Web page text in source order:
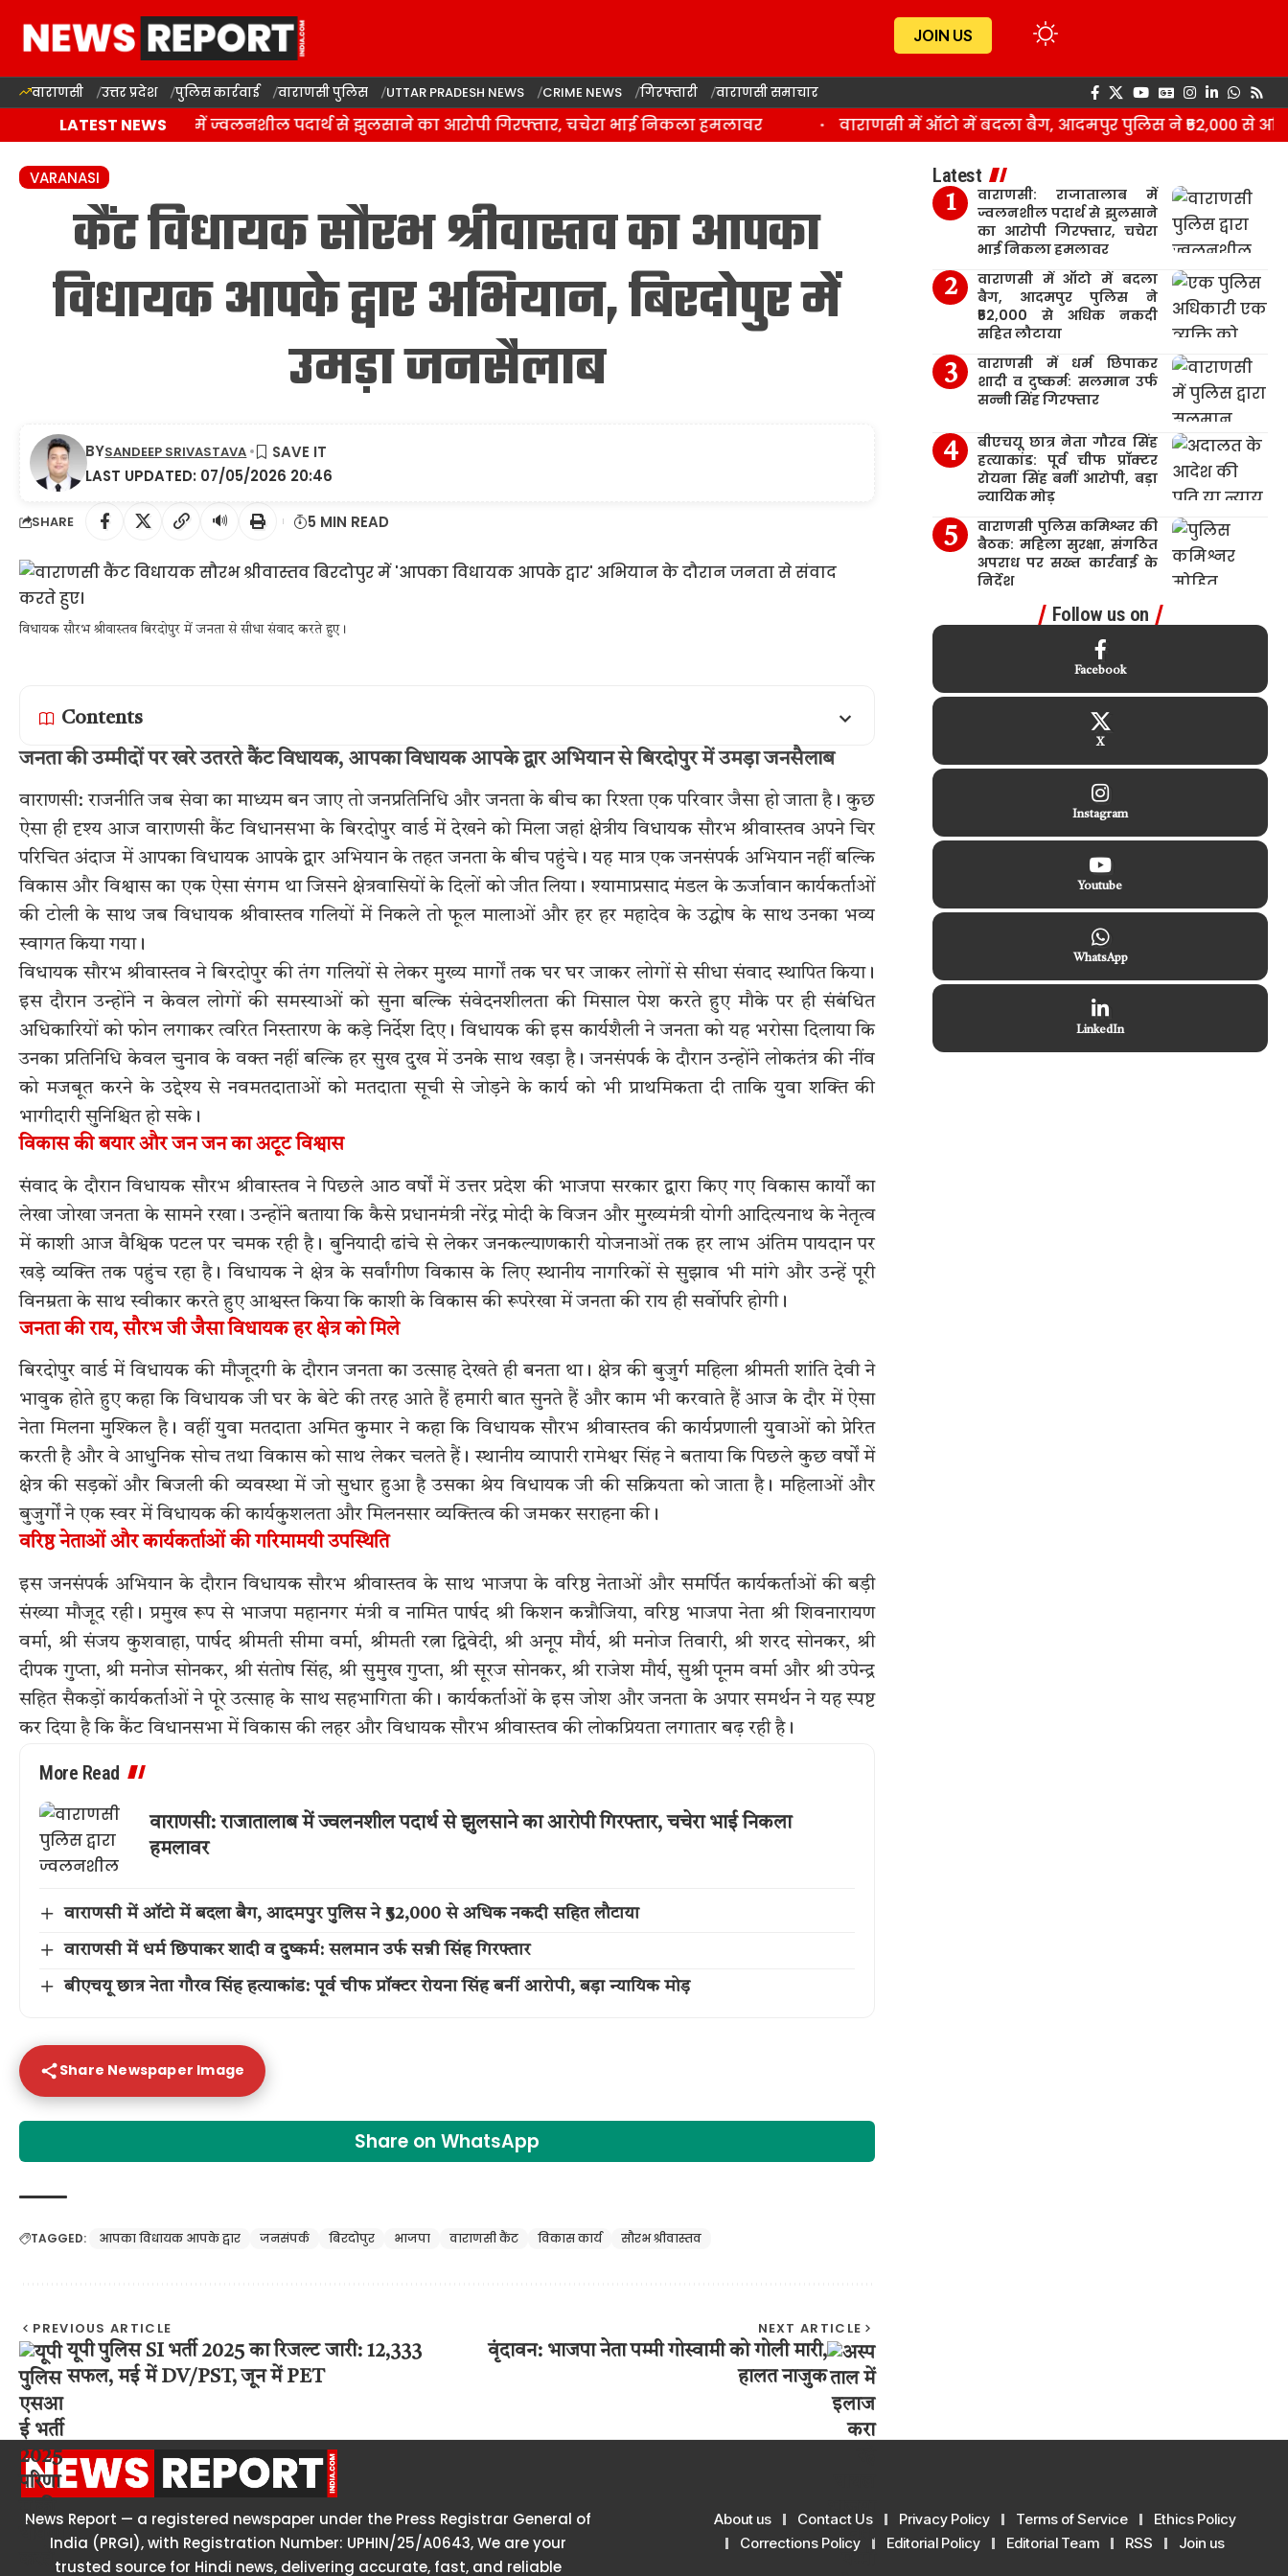
JOIN US
वाराणसी उत्तर प्रदेश पुलिस कार्रवाई वाराणसी पुलिस UTTAR PRADESH NEWS CRIME NEWS गिरफ्तारी वाराणसी समाचार
LATEST NEWS
वाराणसी: राजातालाब में ज्वलनशील पदार्थ से झुलसाने का आरोपी गिरफ्तार, चचेरा भाई निकला हमलावर वाराणसी में ऑटो में बदला बैग, आदमपुर पुलिस ने ₹52,000 से अधिक
VARANASI
कैंट विधायक सौरभ श्रीवास्तव का आपका
विधायक आपके द्वार अभियान, बिरदोपुर में
उमड़ा जनसैलाब
LAST UPDATED: 07/05/2026 20:46
BYSANDEEP SRIVASTAVA
SHARE 🔊 5 MIN READ
विधायक सौरभ श्रीवास्तव बिरदोपुर में जनता से सीधा संवाद करते हुए।
Contents
जनता की उम्मीदों पर खरे उतरते कैंट विधायक, आपका विधायक आपके द्वार अभियान से बिरदोपुर में उमड़ा जनसैलाब
वाराणसी: राजनीति जब सेवा का माध्यम बन जाए तो जनप्रतिनिधि और जनता के बीच का रिश्ता एक परिवार जैसा हो जाता है। कुछ
ऐसा ही दृश्य आज वाराणसी कैंट विधानसभा के बिरदोपुर वार्ड में देखने को मिला जहां क्षेत्रीय विधायक सौरभ श्रीवास्तव अपने चिर
परिचित अंदाज में आपका विधायक आपके द्वार अभियान के तहत जनता के बीच पहुंचे। यह मात्र एक जनसंपर्क अभियान नहीं बल्कि
विकास और विश्वास का एक ऐसा संगम था जिसने क्षेत्रवासियों के दिलों को जीत लिया। श्यामाप्रसाद मंडल के ऊर्जावान कार्यकर्ताओं
की टोली के साथ जब विधायक श्रीवास्तव गलियों में निकले तो फूल मालाओं और हर हर महादेव के उद्घोष के साथ उनका भव्य
स्वागत किया गया।
विधायक सौरभ श्रीवास्तव ने बिरदोपुर की तंग गलियों से लेकर मुख्य मार्गों तक घर घर जाकर लोगों से सीधा संवाद स्थापित किया।
इस दौरान उन्होंने न केवल लोगों की समस्याओं को सुना बल्कि संवेदनशीलता की मिसाल पेश करते हुए मौके पर ही संबंधित
अधिकारियों को फोन लगाकर त्वरित निस्तारण के कड़े निर्देश दिए। विधायक की इस कार्यशैली ने जनता को यह भरोसा दिलाया कि
उनका प्रतिनिधि केवल चुनाव के वक्त नहीं बल्कि हर सुख दुख में उनके साथ खड़ा है। जनसंपर्क के दौरान उन्होंने लोकतंत्र की नींव
को मजबूत करने के उद्देश्य से नवमतदाताओं को मतदाता सूची से जोड़ने के कार्य को भी प्राथमिकता दी ताकि युवा शक्ति की
भागीदारी सुनिश्चित हो सके।
विकास की बयार और जन जन का अटूट विश्वास
संवाद के दौरान विधायक सौरभ श्रीवास्तव ने पिछले आठ वर्षों में उत्तर प्रदेश की भाजपा सरकार द्वारा किए गए विकास कार्यों का
लेखा जोखा जनता के सामने रखा। उन्होंने बताया कि कैसे प्रधानमंत्री नरेंद्र मोदी के विजन और मुख्यमंत्री योगी आदित्यनाथ के नेतृत्व
में काशी आज वैश्विक पटल पर चमक रही है। बुनियादी ढांचे से लेकर जनकल्याणकारी योजनाओं तक हर लाभ अंतिम पायदान पर
खड़े व्यक्ति तक पहुंच रहा है। विधायक ने क्षेत्र के सर्वांगीण विकास के लिए स्थानीय नागरिकों से सुझाव भी मांगे और उन्हें पूरी
विनम्रता के साथ स्वीकार करते हुए आश्वस्त किया कि काशी के विकास की रूपरेखा में जनता की राय ही सर्वोपरि होगी।
जनता की राय, सौरभ जी जैसा विधायक हर क्षेत्र को मिले
बिरदोपुर वार्ड में विधायक की मौजूदगी के दौरान जनता का उत्साह देखते ही बनता था। क्षेत्र की बुजुर्ग महिला श्रीमती शांति देवी ने
भावुक होते हुए कहा कि विधायक जी घर के बेटे की तरह आते हैं हमारी बात सुनते हैं और काम भी करवाते हैं आज के दौर में ऐसा
नेता मिलना मुश्किल है। वहीं युवा मतदाता अमित कुमार ने कहा कि विधायक सौरभ श्रीवास्तव की कार्यप्रणाली युवाओं को प्रेरित
करती है और वे आधुनिक सोच तथा विकास को साथ लेकर चलते हैं। स्थानीय व्यापारी रामेश्वर सिंह ने बताया कि पिछले कुछ वर्षों में
क्षेत्र की सड़कों और बिजली की व्यवस्था में जो सुधार हुआ है उसका श्रेय विधायक जी की सक्रियता को जाता है। महिलाओं और
बुजुर्गों ने एक स्वर में विधायक की कार्यकुशलता और मिलनसार व्यक्तित्व की जमकर सराहना की।
वरिष्ठ नेताओं और कार्यकर्ताओं की गरिमामयी उपस्थिति
इस जनसंपर्क अभियान के दौरान विधायक सौरभ श्रीवास्तव के साथ भाजपा के वरिष्ठ नेताओं और समर्पित कार्यकर्ताओं की बड़ी
संख्या मौजूद रही। प्रमुख रूप से भाजपा महानगर मंत्री व नामित पार्षद श्री किशन कन्नौजिया, वरिष्ठ भाजपा नेता श्री शिवनारायण
वर्मा, श्री संजय कुशवाहा, पार्षद श्रीमती सीमा वर्मा, श्रीमती रत्ना द्विवेदी, श्री अनूप मौर्य, श्री मनोज तिवारी, श्री शरद सोनकर, श्री
दीपक गुप्ता, श्री मनोज सोनकर, श्री संतोष सिंह, श्री सुमुख गुप्ता, श्री सूरज सोनकर, श्री राजेश मौर्य, सुश्री पूनम वर्मा और श्री उपेन्द्र
सहित सैकड़ों कार्यकर्ताओं ने पूरे उत्साह के साथ सहभागिता की। कार्यकर्ताओं के इस जोश और जनता के अपार समर्थन ने यह स्पष्ट
कर दिया है कि कैंट विधानसभा में विकास की लहर और विधायक सौरभ श्रीवास्तव की लोकप्रियता लगातार बढ़ रही है।
More Read
वाराणसी: राजातालाब में ज्वलनशील पदार्थ से झुलसाने का आरोपी गिरफ्तार, चचेरा भाई निकला
हमलावर
वाराणसी में ऑटो में बदला बैग, आदमपुर पुलिस ने ₹52,000 से अधिक नकदी सहित लौटाया
वाराणसी में धर्म छिपाकर शादी व दुष्कर्म: सलमान उर्फ सन्नी सिंह गिरफ्तार
बीएचयू छात्र नेता गौरव सिंह हत्याकांड: पूर्व चीफ प्रॉक्टर रोयना सिंह बनीं आरोपी, बड़ा न्यायिक मोड़
Share Newspaper Image
Share on WhatsApp
TAGGED: आपका विधायक आपके द्वार जनसंपर्क बिरदोपुर भाजपा वाराणसी कैंट विकास कार्य सौरभ श्रीवास्तव
PREVIOUS ARTICLE
यूपी पुलिस SI भर्ती 2025 का रिजल्ट जारी: 12,333
सफल, मई में DV/PST, जून में PET
NEXT ARTICLE
वृंदावन: भाजपा नेता पम्मी गोस्वामी को गोली मारी,
हालत नाजुक
Latest
वाराणसी: राजातालाब में
ज्वलनशील पदार्थ से झुलसाने
का आरोपी गिरफ्तार, चचेरा
भाई निकला हमलावर
वाराणसी में ऑटो में बदला
बैग, आदमपुर पुलिस ने
₹52,000 से अधिक नकदी
सहित लौटाया
वाराणसी में धर्म छिपाकर
शादी व दुष्कर्म: सलमान उर्फ
सन्नी सिंह गिरफ्तार
बीएचयू छात्र नेता गौरव सिंह
हत्याकांड: पूर्व चीफ प्रॉक्टर
रोयना सिंह बनीं आरोपी, बड़ा
न्यायिक मोड़
वाराणसी पुलिस कमिश्नर की
बैठक: महिला सुरक्षा, संगठित
अपराध पर सख्त कार्रवाई के
निर्देश
Follow us on
Facebook
X
Instagram
Youtube
WhatsApp
LinkedIn
News Report — a registered newspaper under the Press Registrar General of
India (PRGI), with Registration Number: UPHIN/25/A0643, We are your
trusted source for Hindi news, delivering accurate, fast, and reliable
About us Contact Us Privacy Policy Terms of Service
Ethics Policy
Corrections Policy
Editorial Policy Editorial Team RSS Join us